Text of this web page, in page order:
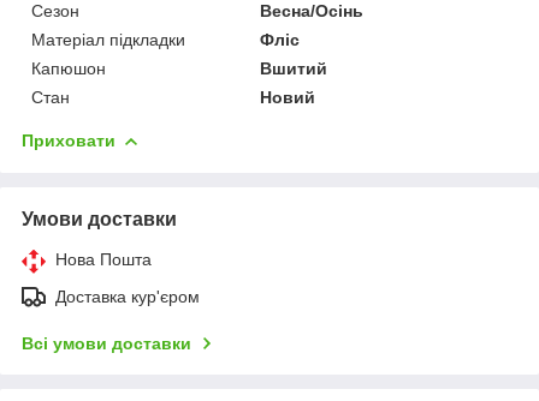
Сезон
Весна/Осінь
Матеріал підкладки
Фліс
Капюшон
Вшитий
Стан
Новий
Приховати
Умови доставки
Нова Пошта
Доставка кур'єром
Всі умови доставки